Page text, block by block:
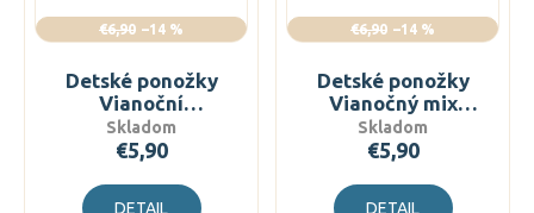
€6,90 –14 %
Detské ponožky
Vianoční
snehuliaci
Skladom
€5,90
DETAIL
€6,90 –14 %
Detské ponožky
Vianočný mix
biely
Skladom
€5,90
DETAIL